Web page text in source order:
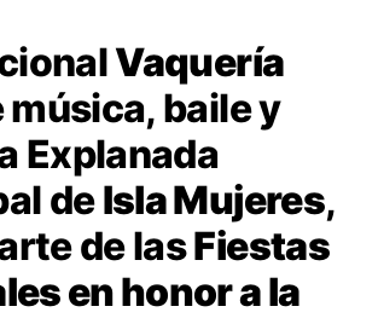
Vaquería
música, baile y
Explanada
deIsla Mujeres,
de lasFiestas
en honor a la